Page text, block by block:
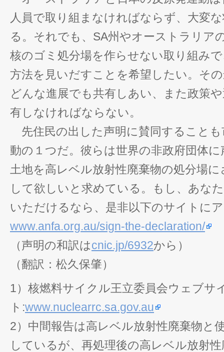
人員で取り組まなければならず、大変
る。それでも、SA州やオーストラリア
核のゴミ処分場を作らせない取り組み
方法を見いだすことを希望したい。そ
どんな進展でも共有しあい、また政策
有しなければならない。
先住民の出した声明に賛同すること
動の１つだ。彼らは世界の非政府団体
土地を高レベル放射性廃棄物の処分場
して欲しいと求めている。もし、あな
いただけるなら、是非以下のサイトに
www.anfa.org.au/sign-the-declaration/
（声明の和訳はcnic.jp/6932から）
（翻訳：松久保肇）
1）核燃料サイクル王立委員会ウェブサ
ト:www.nuclearrc.sa.gov.au
2）中間報告は高レベル放射性廃棄物と
しているが、再処理後の高レベル放射